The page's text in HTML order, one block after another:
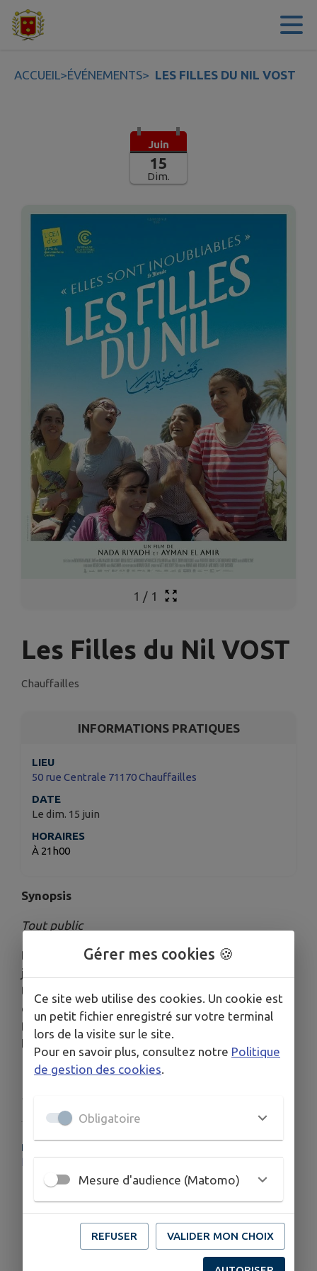
Contenu
ACCUEIL>ÉVÉNEMENTS> LES FILLES DU NIL VOST
Juin
15
Dim.
1 / 1
Les Filles du Nil VOST
Chauffailles
INFORMATIONS PRATIQUES
LIEU
50 rue Centrale 71170 Chauffailles
DATE
Le dim. 15 juin
HORAIRES
À 21h00
Synopsis
Tout public
Dans un village du sud de l'Égypte, une bande de
jeunes filles se rebelle en formant une troupe de
théâtre de rue. Rêvant de devenir comédiennes,
danseuses et chanteuses, elles défient leurs
familles coptes et les habitants de la région avec
leurs performances audacieuses.
PLUS D'INFORMATIONS
Gérer mes cookies 🍪
Ce site web utilise des cookies. Un cookie est
un petit fichier enregistré sur votre terminal
lors de la visite sur le site.
Pour en savoir plus, consultez notre Politique
de gestion des cookies.
Obligatoire
Mesure d'audience (Matomo)
REFUSER VALIDER MON CHOIX